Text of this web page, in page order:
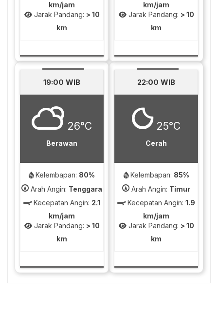
km/jam
Jarak Pandang: > 10
km
km/jam
Jarak Pandang: > 10
km
19:00 WIB
26°C
Berawan
Kelembapan: 80%
Arah Angin: Tenggara
Kecepatan Angin: 2.1
km/jam
Jarak Pandang: > 10
km
22:00 WIB
25°C
Cerah
Kelembapan: 85%
Arah Angin: Timur
Kecepatan Angin: 1.9
km/jam
Jarak Pandang: > 10
km